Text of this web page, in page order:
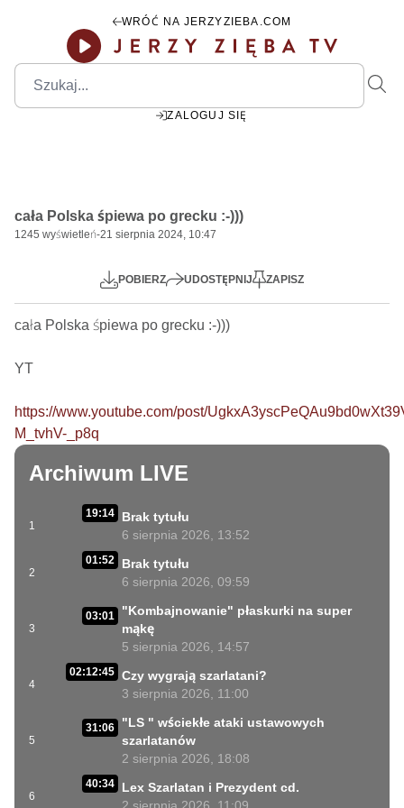
WRÓĆ NA JERZYZIEBA.COM
ZALOGUJ SIĘ
Play
cała Polska śpiewa po grecku :-)))
1245 wyświetleń-21 sierpnia 2024, 10:47
POBIERZ UDOSTĘPNIJ ZAPISZ
cała Polska śpiewa po grecku :-)))
YT
https://www.youtube.com/post/
M_tvhV-_p8q
Archiwum LIVE
1
19:14
Brak tytułu
6 sierpnia 2026, 13:52
2
01:52
Brak tytułu
6 sierpnia 2026, 09:59
3
03:01
"Kombajnowanie" płaskurki na super
mąkę
5 sierpnia 2026, 14:57
4
02:12:45 Czy wygrają szarlatani?
3 sierpnia 2026, 11:00
5
31:06
"LS " wściekłe ataki ustawowych
szarlatanów
2 sierpnia 2026, 18:08
6
40:34
Lex Szarlatan i Prezydent cd.